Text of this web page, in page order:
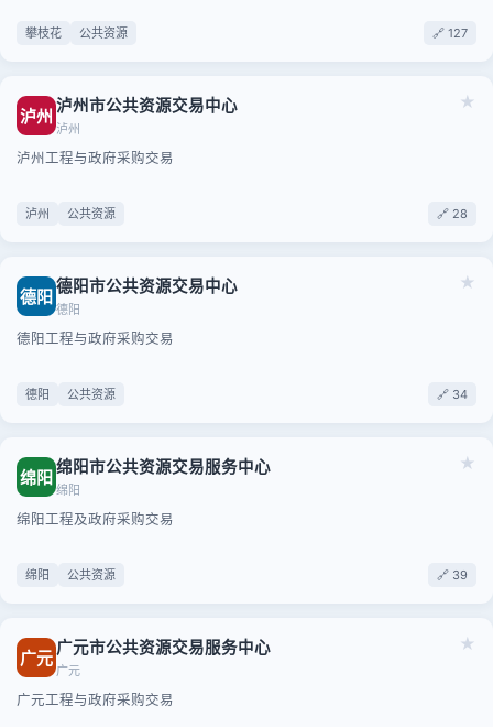
攀枝花 公共资源 🔗 127
★
泸州 泸州市公共资源交易中心
泸州
泸州工程与政府采购交易
泸州 公共资源 🔗 28
★
德阳 德阳市公共资源交易中心
德阳
德阳工程与政府采购交易
德阳 公共资源 🔗 34
★
绵阳 绵阳市公共资源交易服务中心
绵阳
绵阳工程及政府采购交易
绵阳 公共资源 🔗 39
★
广元 广元市公共资源交易服务中心
广元
广元工程与政府采购交易